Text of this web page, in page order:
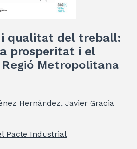
qualitat del treball:
prosperitat i el
Metropolitana
Hernández, Javier Gracia
Pacte Industrial